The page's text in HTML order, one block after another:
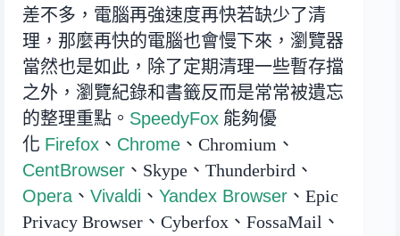
差不多，電腦再強速度再快若缺少了清
理，那麼再快的電腦也會慢下來，瀏覽器
當然也是如此，除了定期清理一些暫存擋
之外，瀏覽紀錄和書籤反而是常常被遺忘
的整理重點。 SpeedyFox 能夠優
化 Firefox 、 Chrome 、Chromium、
CentBrowser 、Skype、Thunderbird、
Opera 、 Vivaldi 、 Yandex Browser 、Epic
Privacy Browser、Cyberfox、FossaMail、